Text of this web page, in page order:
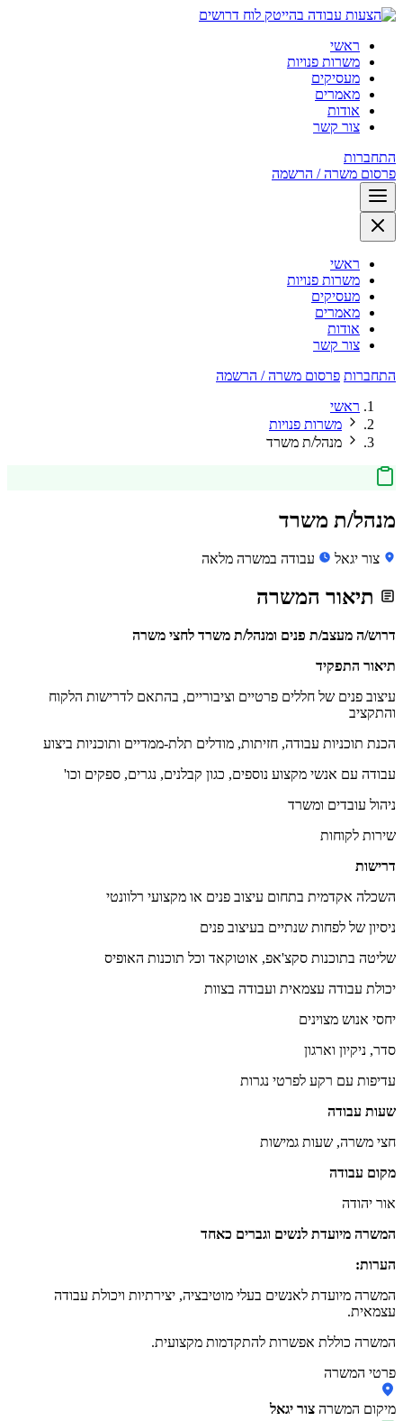
לוח דרושים
ראשי
משרות פנויות
מעסיקים
מאמרים
אודות
צור קשר
התחברות
פרסום משרה / הרשמה
ראשי
משרות פנויות
מעסיקים
מאמרים
אודות
צור קשר
התחברות פרסום משרה / הרשמה
ראשי
משרות פנויות
מנהל/ת משרד
מנהל/ת משרד
צור יגאל עבודה במשרה מלאה
תיאור המשרה
דרוש/ה מעצב/ת פנים ומנהל/ת משרד לחצי משרה
תיאור התפקיד
עיצוב פנים של חללים פרטיים וציבוריים, בהתאם לדרישות הלקוח
והתקציב
הכנת תוכניות עבודה, חזיתות, מודלים תלת-ממדיים ותוכניות ביצוע
עבודה עם אנשי מקצוע נוספים, כגון קבלנים, נגרים, ספקים וכו'
ניהול עובדים ומשרד
שירות לקוחות
דרישות
השכלה אקדמית בתחום עיצוב פנים או מקצועי רלוונטי
ניסיון של לפחות שנתיים בעיצוב פנים
שליטה בתוכנות סקצ'אפ, אוטוקאד וכל תוכנות האופיס
יכולת עבודה עצמאית ועבודה בצוות
יחסי אנוש מצוינים
סדר, ניקיון וארגון
עדיפות עם רקע לפרטי נגרות
שעות עבודה
חצי משרה, שעות גמישות
מקום עבודה
אור יהודה
המשרה מיועדת לנשים וגברים כאחד
הערות:
המשרה מיועדת לאנשים בעלי מוטיבציה, יצירתיות ויכולת עבודה
עצמאית.
המשרה כוללת אפשרות להתקדמות מקצועית.
פרטי המשרה
מיקום המשרה צור יגאל